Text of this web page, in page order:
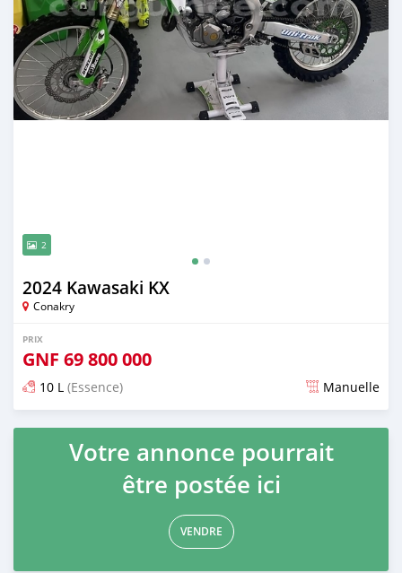
2
2024 Kawasaki KX
Conakry
PRIX
GNF 69 800 000
10 L (Essence) Manuelle
Publié il y a presque 2 ans
Votre annonce pourrait
être postée ici
VENDRE